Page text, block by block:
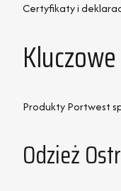
Certyfikaty i
Produkty Portwest
Odzież